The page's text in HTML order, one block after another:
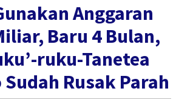
Anggaran
Baru 4 Bulan,
ruku-Tanetea
Rusak Parah